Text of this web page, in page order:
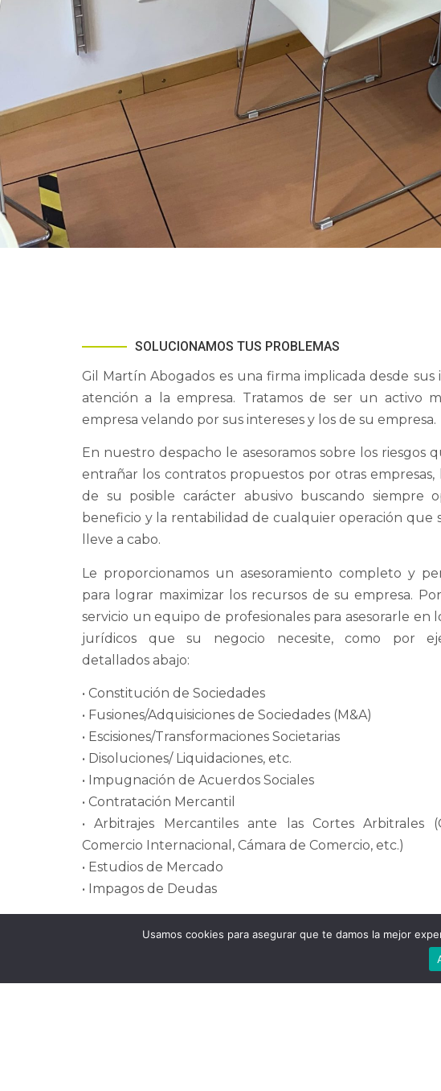
SOLUCIONAMOS TUS PROBLEMAS
Gil Martín Abogados es una firma implicada desde sus
atención a la empresa. Tratamos de ser un activo
empresa velando por sus intereses y los de su empresa.
En nuestro despacho le asesoramos sobre los riesgos
entrañar los contratos propuestos por otras empresas,
de su posible carácter abusivo buscando siempre
beneficio y la rentabilidad de cualquier operación que
lleve a cabo.
Le proporcionamos un asesoramiento completo y
para lograr maximizar los recursos de su empresa.
servicio un equipo de profesionales para asesorarle en
jurídicos que su negocio necesite, como por
detallados abajo:
• Constitución de Sociedades
• Fusiones/Adquisiciones de Sociedades (M&A)
• Escisiones/Transformaciones Societarias
• Disoluciones/ Liquidaciones, etc.
• Impugnación de Acuerdos Sociales
• Contratación Mercantil
• Arbitrajes Mercantiles ante las Cortes Arbitrales
Comercio Internacional, Cámara de Comercio, etc.)
• Estudios de Mercado
• Impagos de Deudas
cualificados que pueden ofrecerle un marco de
Usamos cookies para asegurar que te damos la mejor